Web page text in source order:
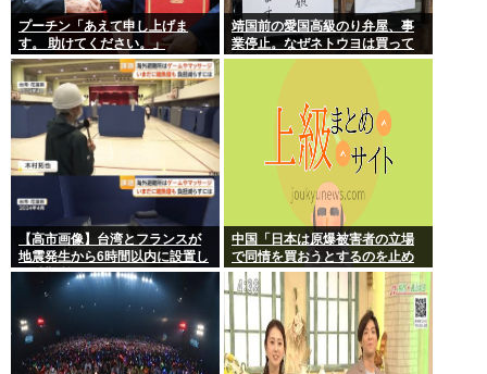
プーチン「あえて申し上げま
す。 助けてください。」
靖国前の愛国高級のり弁屋、事
業停止。なぜネトウヨは買って
あげなかったの？
【高市画像】台湾とフランスが
地震発生から6時間以内に設置し
た避難所がこれwww
中国「日本は原爆被害者の立場
で同情を買おうとするのを止め
ろ」